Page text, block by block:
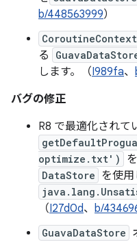
b/448563999）
CoroutineContext
る
します。（I989fa、
バグの修正
R8 で最適化されて
optimize.txt')
DataStore を使
（I27d0d、 b/
GuavaDataStore